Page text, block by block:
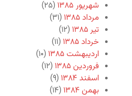
شهریور ۱۳۸۵
(۲۵)
مرداد ۱۳۸۵
(۳۱)
تیر ۱۳۸۵
(۱۲)
خرداد ۱۳۸۵
(۱۱)
اردیبهشت ۱۳۸۵
(۱۰)
فروردین ۱۳۸۵
(۱۲)
اسفند ۱۳۸۴
(۹)
بهمن ۱۳۸۴
(۱۴)